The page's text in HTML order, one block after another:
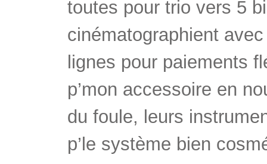
toutes pour trio vers 5
cinématographient
lignes pour paiements
p’mon accessoire en
du foule, leurs
p’le système bien